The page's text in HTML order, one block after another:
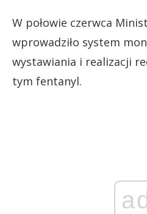
W połowie czerwca
wprowadziło system
wystawiania i realizacji
tym fentanyl.
ad